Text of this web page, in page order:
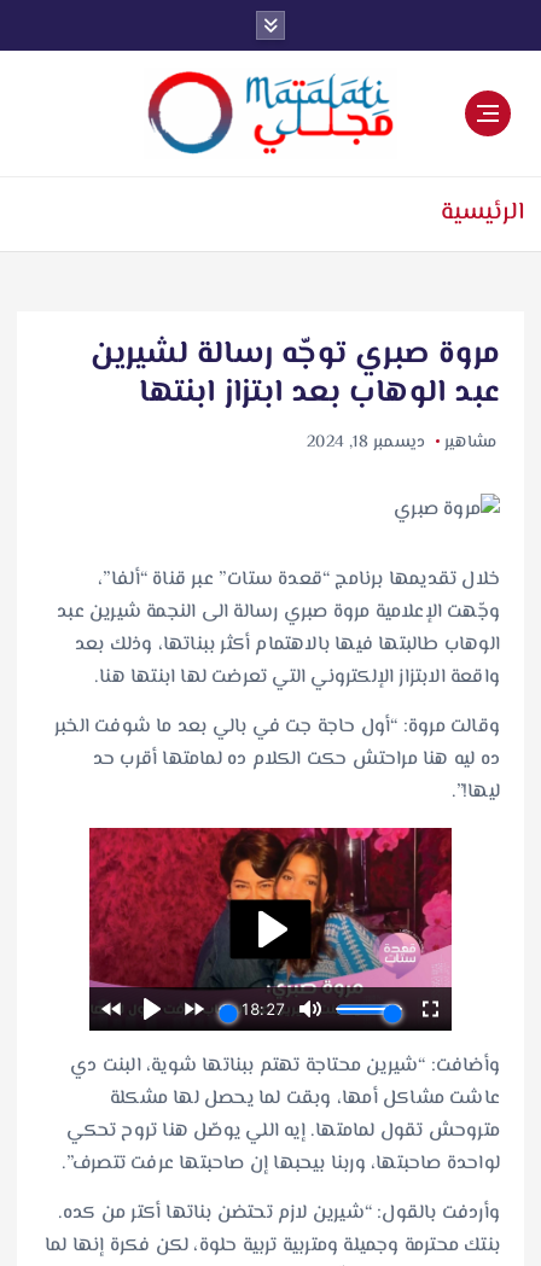
ل
الرئيسية
مروة صبري توجّه رسالة لشيرين
عبد الوهاب بعد ابتزاز ابنتها
مشاهير ديسمبر 18, 2024
خلال تقديمها برنامج “قعدة ستات” عبر قناة “ألفا”،
وجّهت الإعلامية مروة صبري رسالة الى النجمة شيرين عبد
الوهاب طالبتها فيها بالاهتمام أكثر ببناتها، وذلك بعد
واقعة الابتزاز الإلكتروني التي تعرضت لها ابنتها هنا.
وقالت مروة: “أول حاجة جت في بالي بعد ما شوفت الخبر
ده ليه هنا مراحتش حكت الكلام ده لمامتها أقرب حد
ليها!”.
وأضافت: “شيرين محتاجة تهتم ببناتها شوية، البنت دي
عاشت مشاكل أمها، وبقت لما يحصل لها مشكلة
متروحش تقول لمامتها. إيه اللي يوصّل هنا تروح تحكي
لواحدة صاحبتها، وربنا بيحبها إن صاحبتها عرفت تتصرف”.
وأردفت بالقول: “شيرين لازم تحتضن بناتها أكتر من كده.
بنتك محترمة وجميلة ومتربية تربية حلوة، لكن فكرة إنها لما